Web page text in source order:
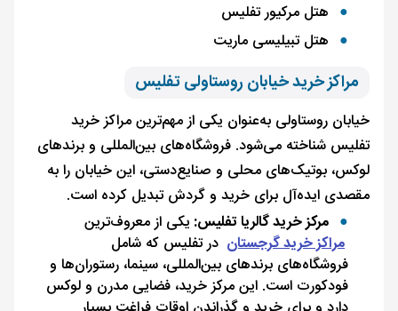
هتل مرکیور تفلیس
هتل تبیلیسی ماریت
مراکز خرید خیابان روستاولی تفلیس
خیابان روستاولی به‌عنوان یکی از مهم‌ترین مراکز خرید
تفلیس شناخته می‌شود. فروشگاه‌های بین‌المللی و برندهای
لوکس، بوتیک‌های محلی و صنایع‌دستی، این خیابان را به
مقصدی ایده‌آل برای خرید و گردش تبدیل کرده است.
مرکز خرید گالریا تفلیس: یکی از معروف‌ترین
مراکز خرید گرجستان در تفلیس که شامل
فروشگاه‌های برندهای بین‌المللی، سینما، رستوران‌ها و
فودکورت است. این مرکز خرید، فضایی مدرن و لوکس